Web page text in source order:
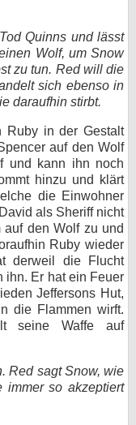
Quinns und lässt
Wolf, um Snow
zu tun. Red will die
sich ebenso in
daraufhin stirbt.
Ruby in der Gestalt
auf den Wolf
und kann ihn noch
hinzu und klärt
die Einwohner
als Sheriff nicht
den Wolf zu und
Ruby wieder
derweil die Flucht
ihn. Er hat ein Feuer
Jeffersons Hut,
die Flammen wirft.
seine Waffe auf
Red sagt Snow, wie
immer so akzeptiert